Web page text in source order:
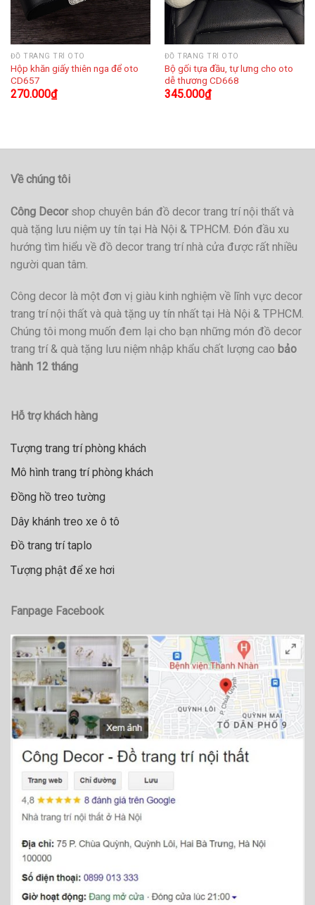
ĐỒ TRANG TRÍ OTO
Hộp khăn giấy thiên nga để oto
CD657
270.000₫
ĐỒ TRANG TRÍ OTO
Bộ gối tựa đầu, tự lưng cho oto
dễ thương CD668
345.000₫
Về chúng tôi
Công Decorshop chuyên bán đồ decor trang trí nội thất và
quà tặng lưu niệm uy tín tại Hà Nội & TPHCM. Đón đầu xu
hướng tìm hiểu về đồ decor trang trí nhà cửa được rất nhiều
người quan tâm.
Công decor là một đơn vị giàu kinh nghiệm về lĩnh vực decor
trang trí nội thất và quà tặng uy tín nhất tại Hà Nội & TPHCM.
Chúng tôi mong muốn đem lại cho bạn những món đồ decor
trang trí & quà tặng lưu niệm nhập khẩu chất lượng cao bảo
hành 12 tháng
Hỗ trợ khách hàng
Tượng trang trí phòng khách
Mô hình trang trí phòng khách
Đồng hồ treo tường
Dây khánh treo xe ô tô
Đồ trang trí taplo
Tượng phật để xe hơi
Fanpage Facebook